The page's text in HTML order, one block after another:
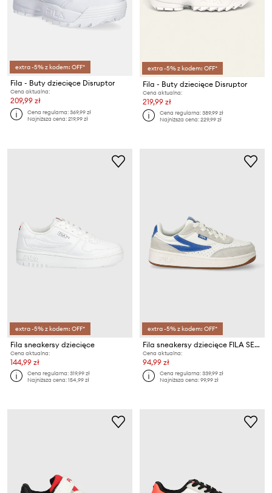
extra -5% z kodem: OFF*
Fila - Buty dziecięce Disruptor
Cena aktualna:
209,99 zł
Cena regularna:369,99 zł
Najniższa cena:219,99 zł
extra -5% z kodem: OFF*
Fila - Buty dziecięce Disruptor
Cena aktualna:
219,99 zł
Cena regularna:389,99 zł
Najniższa cena:229,99 zł
extra -5% z kodem: OFF*
Fila sneakersy dziecięce
Cena aktualna:
144,99 zł
Cena regularna:319,99 zł
Najniższa cena:154,99 zł
extra -5% z kodem: OFF*
Fila sneakersy dziecięce FILA SEVARO S
Cena aktualna:
94,99 zł
Cena regularna:339,99 zł
Najniższa cena:99,99 zł